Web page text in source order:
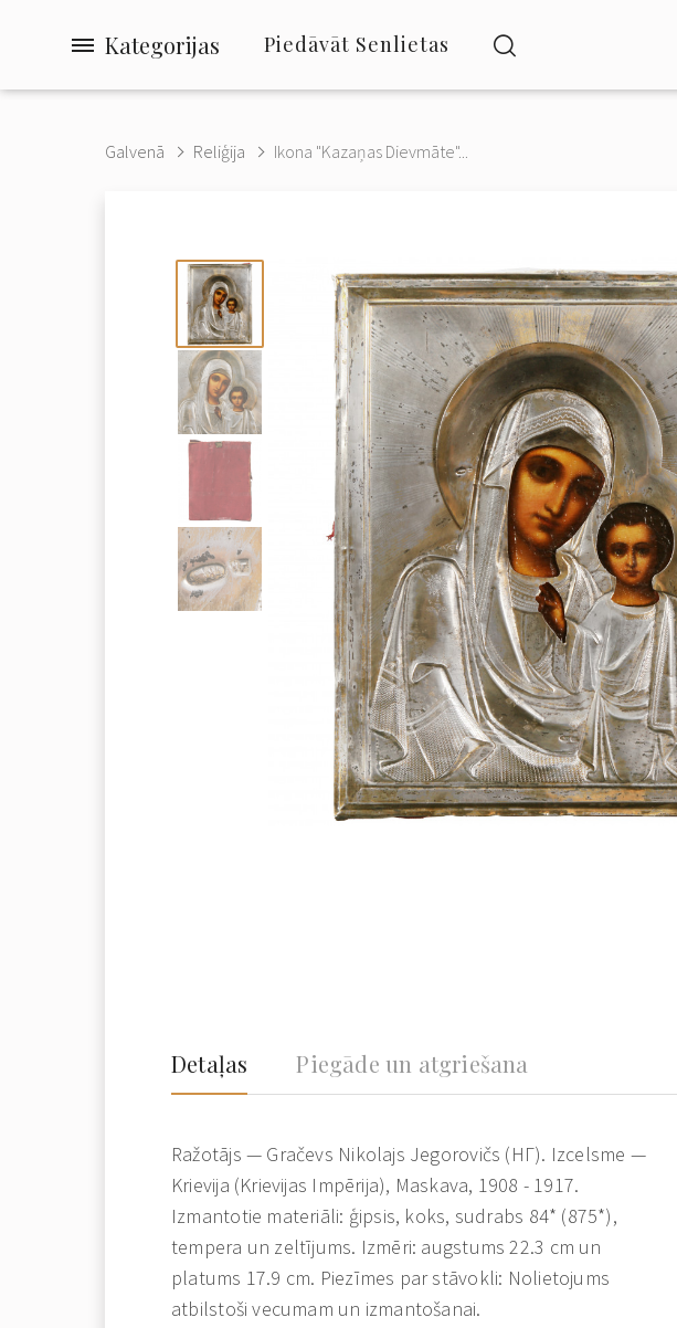
Kategorijas Piedāvāt Senlietas
Galvenā Reliģija Ikona "Kazaņas Dievmāte"...
Detaļas Piegāde un atgriešana
Ražotājs — Gračevs Nikolajs Jegorovičs (НГ). Izcelsme —
Krievija (Krievijas Impērija), Maskava, 1908 - 1917.
Izmantotie materiāli: ģipsis, koks, sudrabs 84* (875*),
tempera un zeltījums. Izmēri: augstums 22.3 cm un
platums 17.9 cm. Piezīmes par stāvokli: Nolietojums
atbilstoši vecumam un izmantošanai.